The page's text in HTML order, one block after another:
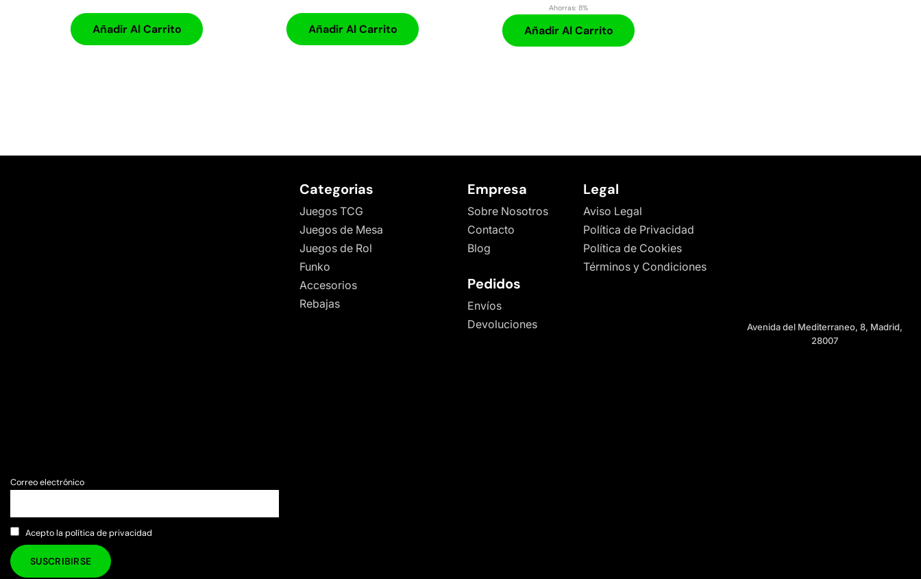
Añadir Al Carrito Añadir Al Carrito
Ahorras: 8%
Añadir Al Carrito
Correo electrónico
Acepto la política de privacidad
Categorias
Juegos TCG
Juegos de Mesa
Juegos de Rol
Funko
Accesorios
Rebajas
Empresa
Sobre Nosotros
Contacto
Blog
Pedidos
Envíos
Devoluciones
Legal
Aviso Legal
Política de Privacidad
Política de Cookies
Términos y Condiciones
Avenida del Mediterraneo, 8, Madrid,
28007